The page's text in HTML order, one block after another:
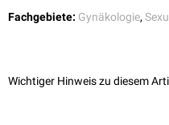
Fachgebiete: Gynäkologie,
Wichtiger Hinweis zu diesem